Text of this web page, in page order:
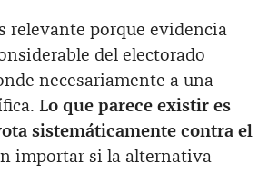
relevante porque evidencia
del electorado
necesariamente a una
Lo que parece existir es
sistemáticamente contra el
importar si la alternativa